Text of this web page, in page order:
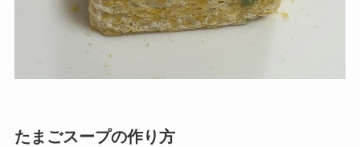
たまごスープの作り方